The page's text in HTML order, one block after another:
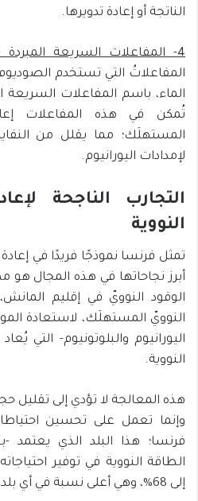
الناتجة أو إعادة تدويرها.
4- المفاعلات السريعة المبردة بالصوديوم (
المفاعلاتُ التي تستخدم
تُمكن في هذه المفاعلات
المستهلَك؛ مما يقلل من
لإمدادات اليورانيوم.
التجارب الناجحة
النووية
تمثل فرنسا نموذجًا فريدًا في إعادة
أبرز نجاحاتها في هذه المجال هو
الوقود النوويّ في إقليم
النوويّ المستهلَك، لاستعادة
اليورانيوم والبلوتونيوم- التي
النووية.
هذه المعالجة لا تؤدي إلى تقليل
وإنما تعمل على تحسين
فرنسا؛ هذا البلد الذي
الطاقة النووية في توفير
إلى 68%، وهي أعلى نسبة في أي بلد حول العالم.